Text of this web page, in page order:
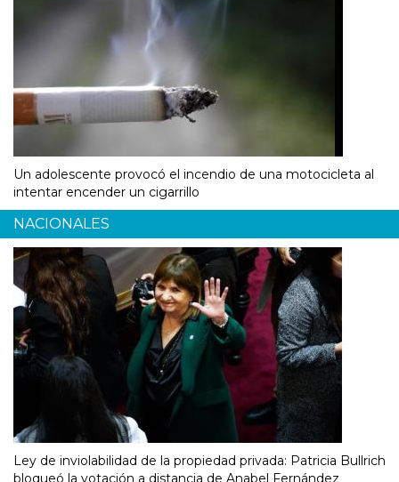
Un adolescente provocó el incendio de una motocicleta al
intentar encender un cigarrillo
NACIONALES
Ley de inviolabilidad de la propiedad privada: Patricia Bullrich
bloqueó la votación a distancia de Anabel Fernández